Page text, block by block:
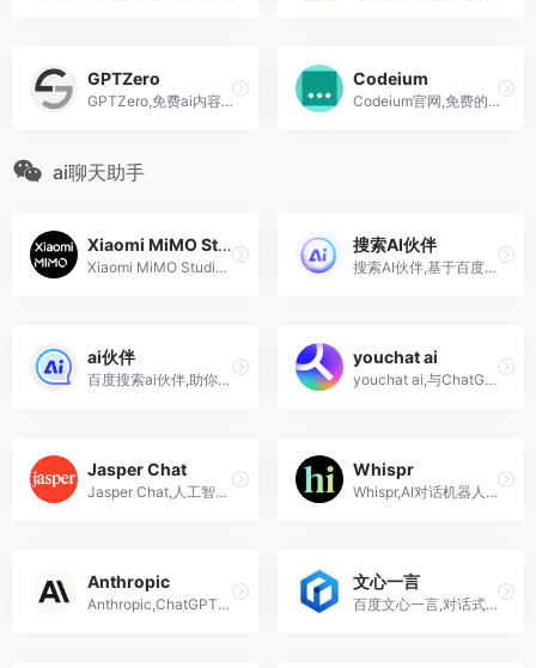
GPTZero
GPTZero,免费ai内容检测工具,chatgpt内容生成
Codeium
Codeium官网,免费的 AI 驱动...
ai聊天助手
Xiaomi MiMO Studio
Xiaomi MiMO Studio是小米公司于2025年12月16日正式上线的在线AI聊天服务，旨在为用户提供其最新开源大模型Xiaomi MiMo-V2-Flash的直接体验平台
搜索AI伙伴
搜索AI伙伴,基于百度文心一言深度学习的AI智能助手
ai伙伴
百度搜索ai伙伴,助你高效解答问题,帮你进行内容理解,激发灵感和想象
youchat ai
youchat ai,与ChatGPT类似功能聊天机器人
Jasper Chat
Jasper Chat,人工智能AI文章内容写作助手,ai绘画,聊天机器人
Whispr
Whispr,AI对话机器人,机器学习和自然语言处理微调的人工智能
Anthropic
Anthropic,ChatGPT最强对手Claude,ai聊天机器人
文心一言
百度文心一言,对话式ai人工智能写作工具,聊天工具